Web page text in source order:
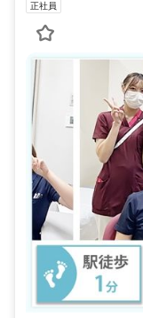
正社員